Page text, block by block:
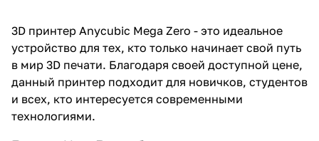
3D принтер Anycubic Mega Zero - это идеальное
устройство для тех, кто только начинает свой путь
в мир 3D печати. Благодаря своей доступной цене,
данный принтер подходит для новичков, студентов
и всех, кто интересуется современными
технологиями.